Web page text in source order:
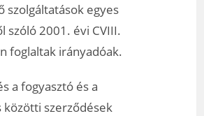
szolgáltatások egyes
szóló 2001. évi CVIII.
foglaltak irányadóak.
a fogyasztó és a
közötti szerződések